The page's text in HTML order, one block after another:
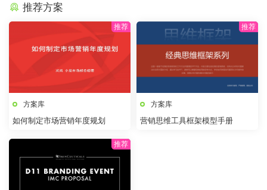
推荐方案
方案库
如何制定市场营销年度规划
方案库
营销思维工具框架模型手册